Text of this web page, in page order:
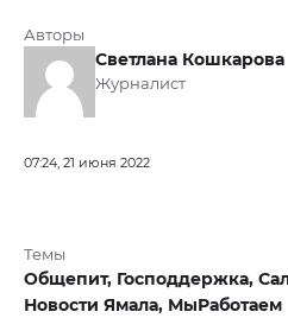
Авторы
Светлана Кошкарова
Журналист
07:24, 21 июня 2022
Темы
Общепит, Господдержка,
Новости Ямала, МыРаботаем